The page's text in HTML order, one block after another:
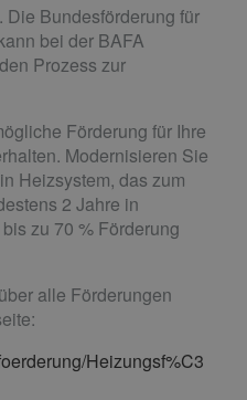
Bundesförderung für
bei der BAFA
Prozess zur
Förderung für Ihre
Modernisieren Sie
Heizsystem, das zum
2 Jahre in
zu 70 % Förderung
alle Förderungen
Heizungsf%C3